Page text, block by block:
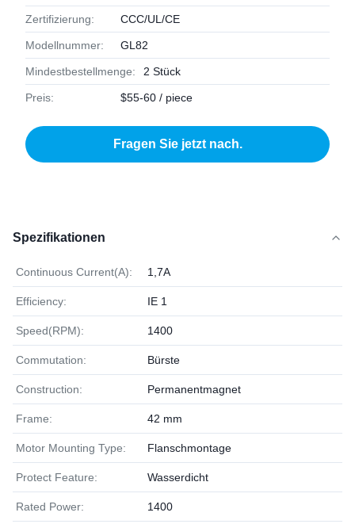
Zertifizierung: CCC/UL/CE
Modellnummer: GL82
Mindestbestellmenge: 2 Stück
Preis: $55-60 / piece
Fragen Sie jetzt nach.
Spezifikationen
Continuous Current(A): 1,7A
Efficiency: IE 1
Speed(RPM): 1400
Commutation: Bürste
Construction: Permanentmagnet
Frame: 42 mm
Motor Mounting Type: Flanschmontage
Protect Feature: Wasserdicht
Rated Power: 1400